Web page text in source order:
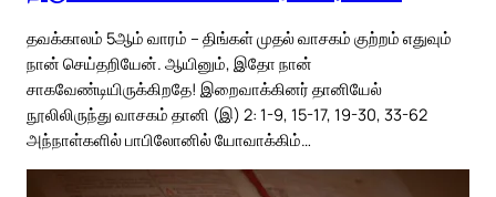
தவக்காலம் 5ஆம் வாரம் – திங்கள் முதல் வாசகம் குற்றம் எதுவும்
நான் செய்தறியேன். ஆயினும், இதோ நான்
சாகவேண்டியிருக்கிறதே! இறைவாக்கினர் தானியேல்
நூலிலிருந்து வாசகம் தானி (இ) 2: 1-9, 15-17, 19-30, 33-62
அந்நாள்களில் பாபிலோனில் யோவாக்கிம்…